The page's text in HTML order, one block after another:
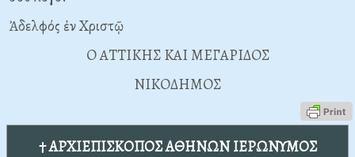
Ἀδελφός ἐν Xριστῷ
O ATTIKHΣ KAI MEΓAPIΔOΣ
NIKOΔHMOΣ
† ΑΡΧΙΕΠΙΣΚΟΠΟΣ ΑΘΗΝΩΝ ΙΕΡΩΝΥΜΟΣ